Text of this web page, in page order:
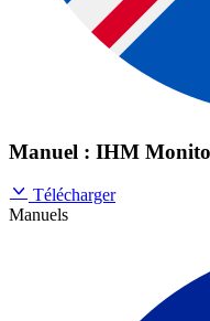
Manuel : IHM
Télécharger
Manuels